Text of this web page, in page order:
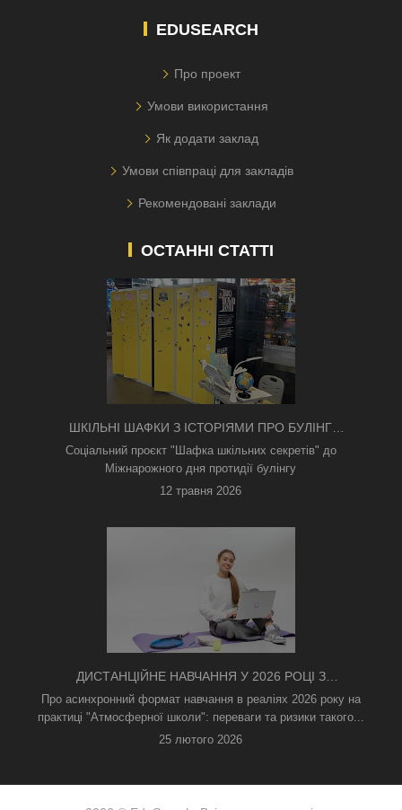
EDUSEARCH
Про проект
Умови використання
Як додати заклад
Умови співпраці для закладів
Рекомендовані заклади
ОСТАННІ СТАТТІ
ШКІЛЬНІ ШАФКИ З ІСТОРІЯМИ ПРО БУЛІНГ
З'ЯВИЛИСЯ В КИЄВІ
Соціальний проєкт "Шафка шкільних секретів" до
Міжнарожного дня протидії булінгу
12 травня 2026
ДИСТАНЦІЙНЕ НАВЧАННЯ У 2026 РОЦІ З
ТРИВОГАМИ ТА БЕЗ СВІТЛА: ЯК АСИНХРОННИЙ
ФОРМАТ РЯТУЄ ОСВІТНІЙ ПРОЦЕС
Про асинхронний формат навчання в реаліях 2026 року на
практиці "Атмосферної школи": переваги та ризики такого...
25 лютого 2026